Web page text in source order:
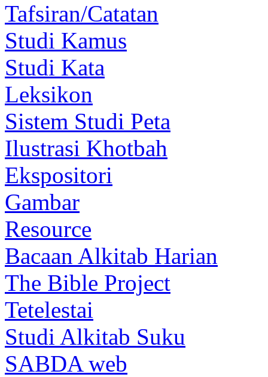
Tafsiran/Catatan
Studi Kamus
Studi Kata
Leksikon
Sistem Studi Peta
Ilustrasi Khotbah
Ekspositori
Gambar
Resource
Bacaan Alkitab Harian
The Bible Project
Tetelestai
Studi Alkitab Suku
SABDA web